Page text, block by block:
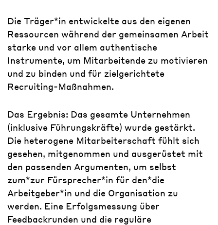
Die Träger*in entwickelte aus den eigenen
Ressourcen während der gemeinsamen Arbeit
starke und vor allem authentische
Instrumente, um Mitarbeitende zu motivieren
und zu binden und für zielgerichtete
Recruiting-Maßnahmen.
Das Ergebnis: Das gesamte Unternehmen
(inklusive Führungskräfte) wurde gestärkt.
Die heterogene Mitarbeiterschaft fühlt sich
gesehen, mitgenommen und ausgerüstet mit
den passenden Argumenten, um selbst
zum*zur Fürsprecher*in für den*die
Arbeitgeber*in und die Organisation zu
werden. Eine Erfolgsmessung über
Feedbackrunden und die reguläre